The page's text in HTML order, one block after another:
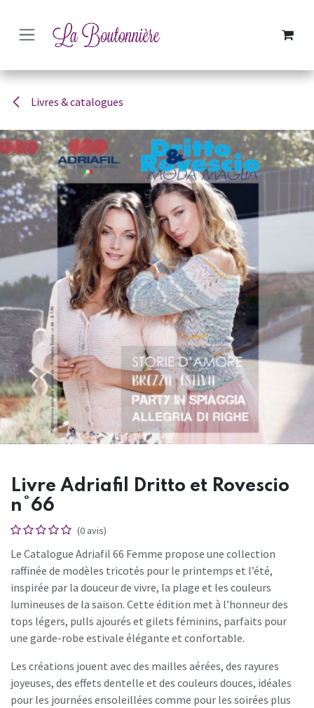
Livres & catalogues
Livre Adriafil Dritto et Rovescio
n°66
(0 avis)
Le Catalogue Adriafil 66 Femme propose une collection
raffinée de modèles tricotés pour le printemps et l’été,
inspirée par la douceur de vivre, la plage et les couleurs
lumineuses de la saison. Cette édition met à l’honneur des
tops légers, pulls ajourés et gilets féminins, parfaits pour
une garde-robe estivale élégante et confortable.
Les créations jouent avec des mailles aérées, des rayures
joyeuses, des effets dentelle et des couleurs douces, idéales
pour les journées ensoleillées comme pour les soirées plus